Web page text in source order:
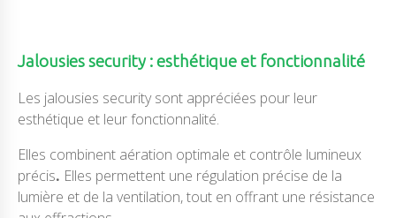
Jalousies security : esthétique et fonctionnalité
Les jalousies security sont appréciées pour leur
esthétique et leur fonctionnalité.
Elles combinent aération optimale et contrôle lumineux
précis. Elles permettent une régulation précise de la
lumière et de la ventilation, tout en offrant une résistance